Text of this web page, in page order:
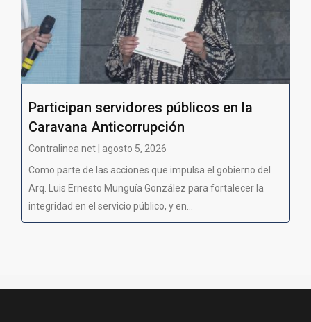
Participan servidores públicos en la
Caravana Anticorrupción
Contralinea net | agosto 5, 2026
Como parte de las acciones que impulsa el gobierno del
Arq. Luis Ernesto Munguía González para fortalecer la
integridad en el servicio público, y en...